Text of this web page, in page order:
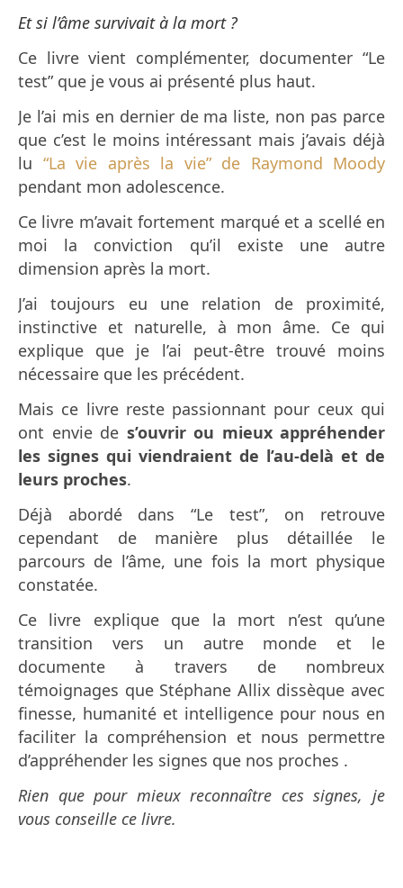
Et si l’âme survivait à la mort ?
Ce livre vient complémenter, documenter “Le
test” que je vous ai présenté plus haut.
Je l’ai mis en dernier de ma liste, non pas parce
que c’est le moins intéressant mais j’avais déjà
lu “La vie après la vie” de Raymond Moody
pendant mon adolescence.
Ce livre m’avait fortement marqué et a scellé en
moi la conviction qu’il existe une autre
dimension après la mort.
J’ai toujours eu une relation de proximité,
instinctive et naturelle, à mon âme. Ce qui
explique que je l’ai peut-être trouvé moins
nécessaire que les précédent.
Mais ce livre reste passionnant pour ceux qui
ont envie de s’ouvrir ou mieux appréhender
les signes qui viendraient de l’au-delà et de
leurs proches.
Déjà abordé dans “Le test”, on retrouve
cependant de manière plus détaillée le
parcours de l’âme, une fois la mort physique
constatée.
Ce livre explique que la mort n’est qu’une
transition vers un autre monde et le
documente à travers de nombreux
témoignages que Stéphane Allix dissèque avec
finesse, humanité et intelligence pour nous en
faciliter la compréhension et nous permettre
d’appréhender les signes que nos proches .
Rien que pour mieux reconnaître ces signes, je
vous conseille ce livre.